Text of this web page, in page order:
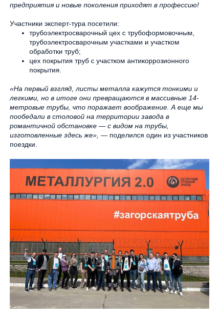
предприятия и новые поколения приходят в профессию!
Участники эксперт-тура посетили:
трубоэлектросварочный цех с трубоформовочным,
трубоэлектросварочным участками и участком
обработки труб;
цех покрытия труб с участком антикоррозионного
покрытия.
«На первый взгляд, листы металла кажутся тонкими и
легкими, но в итоге они превращаются в массивные 14-
метровые трубы, что поражает воображение. А еще мы
пообедали в столовой на территории завода в
романтичной обстановке — с видом на трубы,
изготовленные здесь же», — поделился один из участников
поездки.